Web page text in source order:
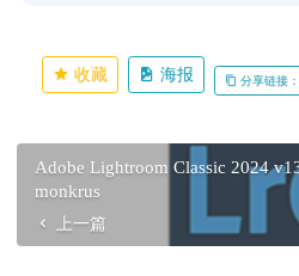
收藏 海报 分享链接
Adobe Lightroom Classic 2024
monkrus
上一篇